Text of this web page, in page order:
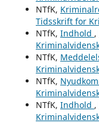
NTfK,
Tidsskrift for
NTfK, Indhold ,
NTfK,
NTfK,
NTfK, Indhold ,